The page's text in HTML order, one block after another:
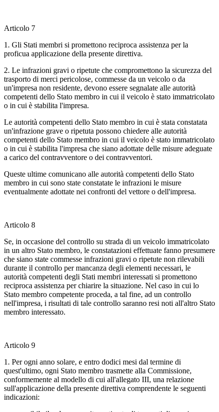
Articolo 7
1. Gli Stati membri si promettono reciproca assistenza per la
proficua applicazione della presente direttiva.
2. Le infrazioni gravi o ripetute che compromettono la sicurezza del
trasporto di merci pericolose, commesse da un veicolo o da
un'impresa non residente, devono essere segnalate alle autorità
competenti dello Stato membro in cui il veicolo è stato immatricolato
o in cui è stabilita l'impresa.
Le autorità competenti dello Stato membro in cui è stata constatata
un'infrazione grave o ripetuta possono chiedere alle autorità
competenti dello Stato membro in cui il veicolo è stato immatricolato
o in cui è stabilita l'impresa che siano adottate delle misure adeguate
a carico del contravventore o dei contravventori.
Queste ultime comunicano alle autorità competenti dello Stato
membro in cui sono state constatate le infrazioni le misure
eventualmente adottate nei confronti del vettore o dell'impresa.
Articolo 8
Se, in occasione del controllo su strada di un veicolo immatricolato
in un altro Stato membro, le constatazioni effettuate fanno presumere
che siano state commesse infrazioni gravi o ripetute non rilevabili
durante il controllo per mancanza degli elementi necessari, le
autorità competenti degli Stati membri interessati si promettono
reciproca assistenza per chiarire la situazione. Nel caso in cui lo
Stato membro competente proceda, a tal fine, ad un controllo
nell'impresa, i risultati di tale controllo saranno resi noti all'altro Stato
membro interessato.
Articolo 9
1. Per ogni anno solare, e entro dodici mesi dal termine di
quest'ultimo, ogni Stato membro trasmette alla Commissione,
conformemente al modello di cui all'allegato III, una relazione
sull'applicazione della presente direttiva comprendente le seguenti
indicazioni: